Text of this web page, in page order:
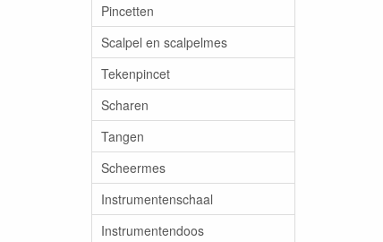
Pincetten
Scalpel en scalpelmes
Tekenpincet
Scharen
Tangen
Scheermes
Instrumentenschaal
Instrumentendoos